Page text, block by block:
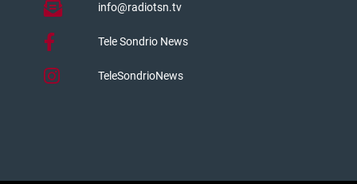
info@radiotsn.tv
Tele Sondrio News
TeleSondrioNews